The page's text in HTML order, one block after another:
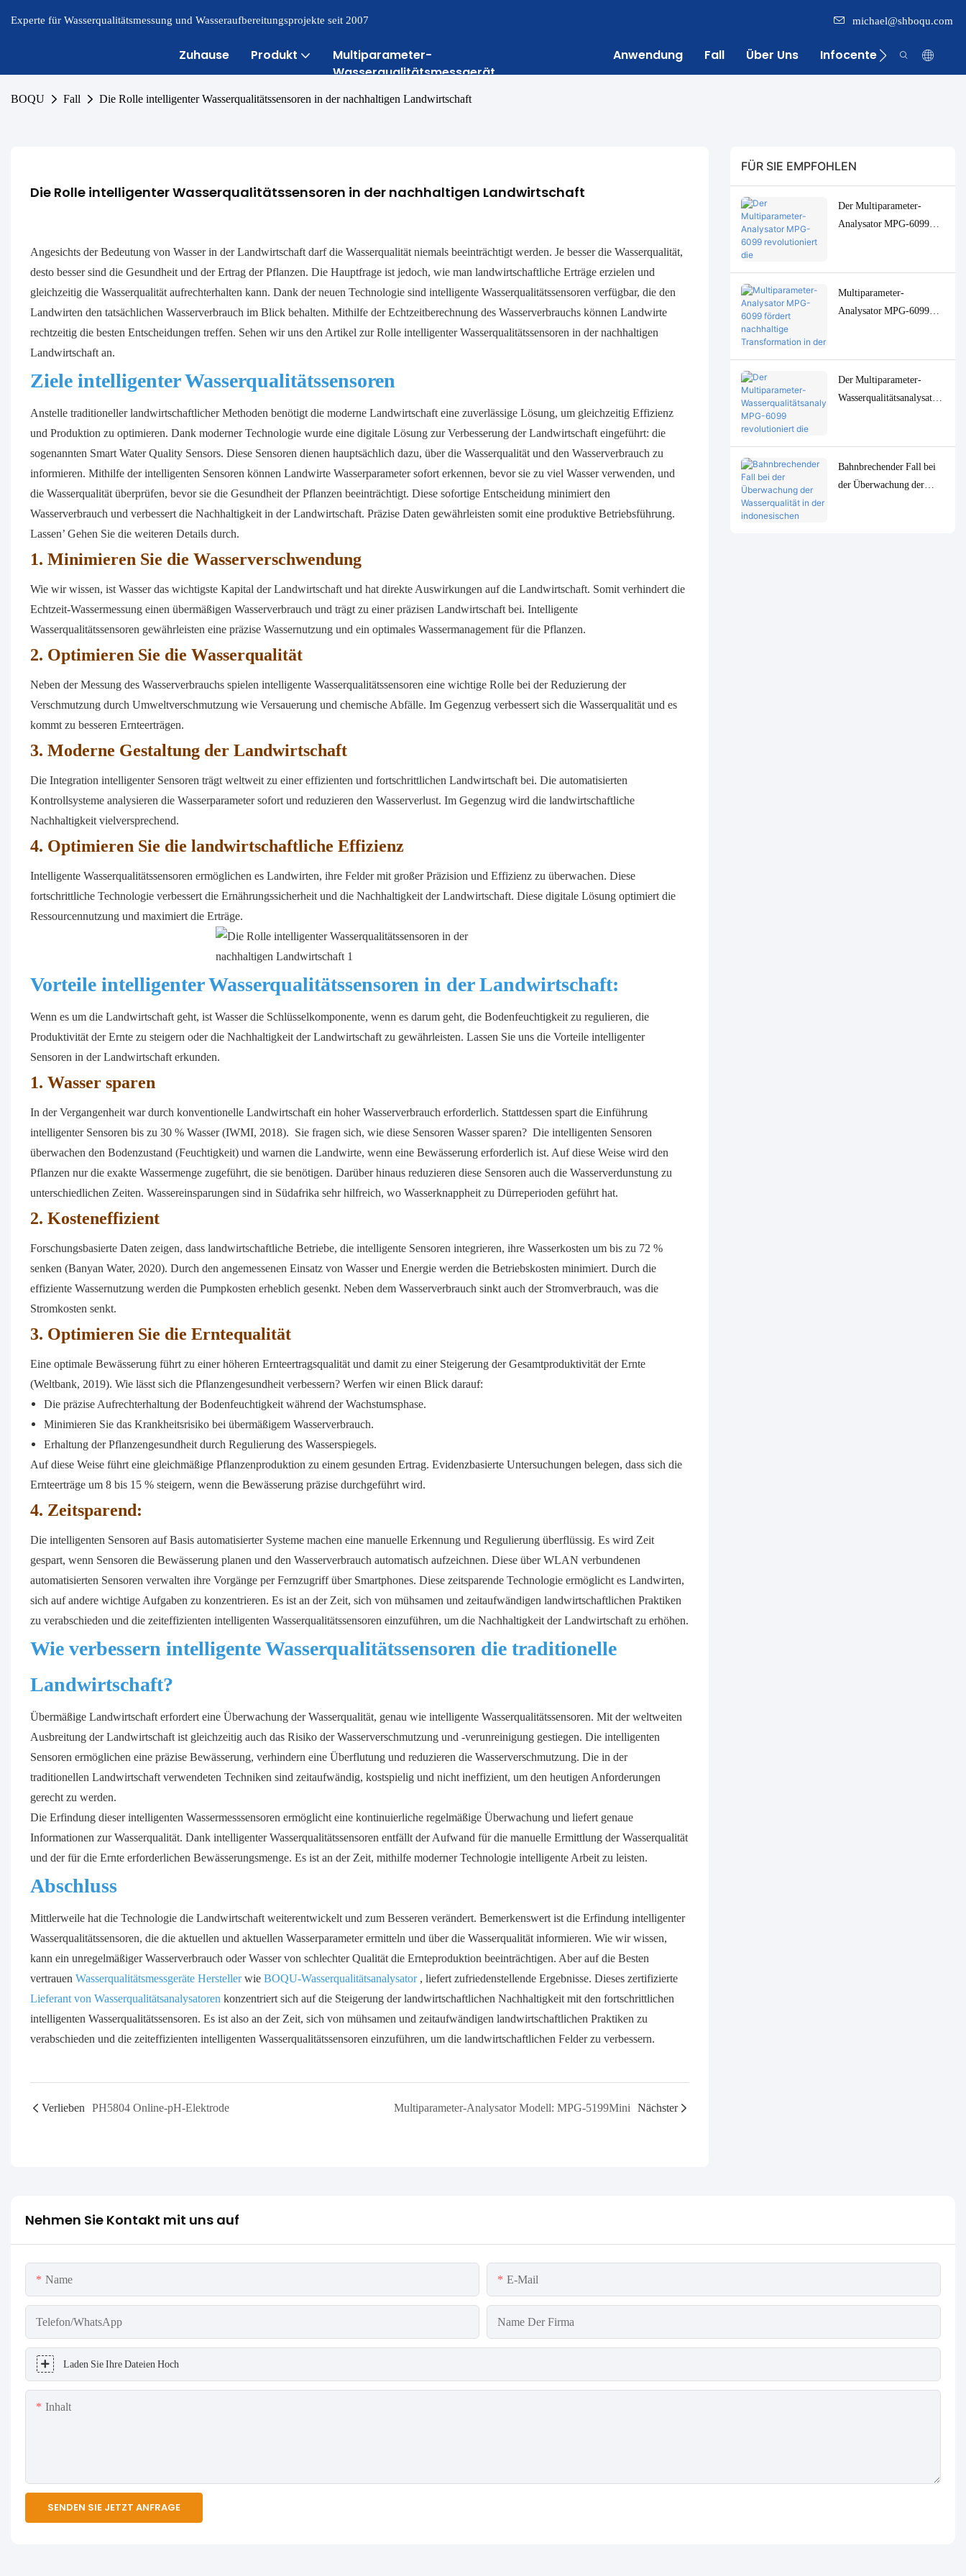
Experte für Wasserqualitätsmessung und Wasseraufbereitungsprojekte seit 2007 michael@shboqu.com
Zuhause Produkt
Multiparameter-
Wasserqualitätsmessgerät
Anwendung Fall Über Uns Infocenter Kontakt
BOQU Fall Die Rolle intelligenter Wasserqualitätssensoren in der nachhaltigen Landwirtschaft
Die Rolle intelligenter Wasserqualitätssensoren in der nachhaltigen Landwirtschaft
Angesichts der Bedeutung von Wasser in der Landwirtschaft darf die Wasserqualität niemals beeinträchtigt werden. Je besser die Wasserqualität,
desto besser sind die Gesundheit und der Ertrag der Pflanzen. Die Hauptfrage ist jedoch, wie man landwirtschaftliche Erträge erzielen und
gleichzeitig die Wasserqualität aufrechterhalten kann. Dank der neuen Technologie sind intelligente Wasserqualitätssensoren verfügbar, die den
Landwirten den tatsächlichen Wasserverbrauch im Blick behalten. Mithilfe der Echtzeitberechnung des Wasserverbrauchs können Landwirte
rechtzeitig die besten Entscheidungen treffen. Sehen wir uns den Artikel zur Rolle intelligenter Wasserqualitätssensoren in der nachhaltigen
Landwirtschaft an.
Ziele intelligenter Wasserqualitätssensoren
Anstelle traditioneller landwirtschaftlicher Methoden benötigt die moderne Landwirtschaft eine zuverlässige Lösung, um gleichzeitig Effizienz
und Produktion zu optimieren. Dank moderner Technologie wurde eine digitale Lösung zur Verbesserung der Landwirtschaft eingeführt: die
sogenannten Smart Water Quality Sensors. Diese Sensoren dienen hauptsächlich dazu, über die Wasserqualität und den Wasserverbrauch zu
informieren. Mithilfe der intelligenten Sensoren können Landwirte Wasserparameter sofort erkennen, bevor sie zu viel Wasser verwenden, und
die Wasserqualität überprüfen, bevor sie die Gesundheit der Pflanzen beeinträchtigt. Diese sofortige Entscheidung minimiert den
Wasserverbrauch und verbessert die Nachhaltigkeit in der Landwirtschaft. Präzise Daten gewährleisten somit eine produktive Betriebsführung.
Lassen’ Gehen Sie die weiteren Details durch.
1. Minimieren Sie die Wasserverschwendung
Wie wir wissen, ist Wasser das wichtigste Kapital der Landwirtschaft und hat direkte Auswirkungen auf die Landwirtschaft. Somit verhindert die
Echtzeit-Wassermessung einen übermäßigen Wasserverbrauch und trägt zu einer präzisen Landwirtschaft bei. Intelligente
Wasserqualitätssensoren gewährleisten eine präzise Wassernutzung und ein optimales Wassermanagement für die Pflanzen.
2. Optimieren Sie die Wasserqualität
Neben der Messung des Wasserverbrauchs spielen intelligente Wasserqualitätssensoren eine wichtige Rolle bei der Reduzierung der
Verschmutzung durch Umweltverschmutzung wie Versauerung und chemische Abfälle. Im Gegenzug verbessert sich die Wasserqualität und es
kommt zu besseren Ernteerträgen.
3. Moderne Gestaltung der Landwirtschaft
Die Integration intelligenter Sensoren trägt weltweit zu einer effizienten und fortschrittlichen Landwirtschaft bei. Die automatisierten
Kontrollsysteme analysieren die Wasserparameter sofort und reduzieren den Wasserverlust. Im Gegenzug wird die landwirtschaftliche
Nachhaltigkeit vielversprechend.
4. Optimieren Sie die landwirtschaftliche Effizienz
Intelligente Wasserqualitätssensoren ermöglichen es Landwirten, ihre Felder mit großer Präzision und Effizienz zu überwachen. Diese
fortschrittliche Technologie verbessert die Ernährungssicherheit und die Nachhaltigkeit der Landwirtschaft. Diese digitale Lösung optimiert die
Ressourcennutzung und maximiert die Erträge.
Vorteile intelligenter Wasserqualitätssensoren in der Landwirtschaft:
Wenn es um die Landwirtschaft geht, ist Wasser die Schlüsselkomponente, wenn es darum geht, die Bodenfeuchtigkeit zu regulieren, die
Produktivität der Ernte zu steigern oder die Nachhaltigkeit der Landwirtschaft zu gewährleisten. Lassen Sie uns die Vorteile intelligenter
Sensoren in der Landwirtschaft erkunden.
1. Wasser sparen
In der Vergangenheit war durch konventionelle Landwirtschaft ein hoher Wasserverbrauch erforderlich. Stattdessen spart die Einführung
intelligenter Sensoren bis zu 30 % Wasser (IWMI, 2018). Sie fragen sich, wie diese Sensoren Wasser sparen? Die intelligenten Sensoren
überwachen den Bodenzustand (Feuchtigkeit) und warnen die Landwirte, wenn eine Bewässerung erforderlich ist. Auf diese Weise wird den
Pflanzen nur die exakte Wassermenge zugeführt, die sie benötigen. Darüber hinaus reduzieren diese Sensoren auch die Wasserverdunstung zu
unterschiedlichen Zeiten. Wassereinsparungen sind in Südafrika sehr hilfreich, wo Wasserknappheit zu Dürreperioden geführt hat.
2. Kosteneffizient
Forschungsbasierte Daten zeigen, dass landwirtschaftliche Betriebe, die intelligente Sensoren integrieren, ihre Wasserkosten um bis zu 72 %
senken (Banyan Water, 2020). Durch den angemessenen Einsatz von Wasser und Energie werden die Betriebskosten minimiert. Durch die
effiziente Wassernutzung werden die Pumpkosten erheblich gesenkt. Neben dem Wasserverbrauch sinkt auch der Stromverbrauch, was die
Stromkosten senkt.
3. Optimieren Sie die Erntequalität
Eine optimale Bewässerung führt zu einer höheren Ernteertragsqualität und damit zu einer Steigerung der Gesamtproduktivität der Ernte
(Weltbank, 2019). Wie lässt sich die Pflanzengesundheit verbessern? Werfen wir einen Blick darauf:
Die präzise Aufrechterhaltung der Bodenfeuchtigkeit während der Wachstumsphase.
Minimieren Sie das Krankheitsrisiko bei übermäßigem Wasserverbrauch.
Erhaltung der Pflanzengesundheit durch Regulierung des Wasserspiegels.
Auf diese Weise führt eine gleichmäßige Pflanzenproduktion zu einem gesunden Ertrag. Evidenzbasierte Untersuchungen belegen, dass sich die
Ernteerträge um 8 bis 15 % steigern, wenn die Bewässerung präzise durchgeführt wird.
4. Zeitsparend:
Die intelligenten Sensoren auf Basis automatisierter Systeme machen eine manuelle Erkennung und Regulierung überflüssig. Es wird Zeit
gespart, wenn Sensoren die Bewässerung planen und den Wasserverbrauch automatisch aufzeichnen. Diese über WLAN verbundenen
automatisierten Sensoren verwalten ihre Vorgänge per Fernzugriff über Smartphones. Diese zeitsparende Technologie ermöglicht es Landwirten,
sich auf andere wichtige Aufgaben zu konzentrieren. Es ist an der Zeit, sich von mühsamen und zeitaufwändigen landwirtschaftlichen Praktiken
zu verabschieden und die zeiteffizienten intelligenten Wasserqualitätssensoren einzuführen, um die Nachhaltigkeit der Landwirtschaft zu erhöhen.
Wie verbessern intelligente Wasserqualitätssensoren die traditionelle
Landwirtschaft?
Übermäßige Landwirtschaft erfordert eine Überwachung der Wasserqualität, genau wie intelligente Wasserqualitätssensoren. Mit der weltweiten
Ausbreitung der Landwirtschaft ist gleichzeitig auch das Risiko der Wasserverschmutzung und -verunreinigung gestiegen. Die intelligenten
Sensoren ermöglichen eine präzise Bewässerung, verhindern eine Überflutung und reduzieren die Wasserverschmutzung. Die in der
traditionellen Landwirtschaft verwendeten Techniken sind zeitaufwändig, kostspielig und nicht ineffizient, um den heutigen Anforderungen
gerecht zu werden.
Die Erfindung dieser intelligenten Wassermesssensoren ermöglicht eine kontinuierliche regelmäßige Überwachung und liefert genaue
Informationen zur Wasserqualität. Dank intelligenter Wasserqualitätssensoren entfällt der Aufwand für die manuelle Ermittlung der Wasserqualität
und der für die Ernte erforderlichen Bewässerungsmenge. Es ist an der Zeit, mithilfe moderner Technologie intelligente Arbeit zu leisten.
Abschluss
Mittlerweile hat die Technologie die Landwirtschaft weiterentwickelt und zum Besseren verändert. Bemerkenswert ist die Erfindung intelligenter
Wasserqualitätssensoren, die die aktuellen und aktuellen Wasserparameter ermitteln und über die Wasserqualität informieren. Wie wir wissen,
kann ein unregelmäßiger Wasserverbrauch oder Wasser von schlechter Qualität die Ernteproduktion beeinträchtigen. Aber auf die Besten
vertrauen Wasserqualitätsmessgeräte Herstellerwie BOQU-Wasserqualitätsanalysator , liefert zufriedenstellende Ergebnisse. Dieses zertifizierte
Lieferant von Wasserqualitätsanalysatoren konzentriert sich auf die Steigerung der landwirtschaftlichen Nachhaltigkeit mit den fortschrittlichen
intelligenten Wasserqualitätssensoren. Es ist also an der Zeit, sich von mühsamen und zeitaufwändigen landwirtschaftlichen Praktiken zu
verabschieden und die zeiteffizienten intelligenten Wasserqualitätssensoren einzuführen, um die landwirtschaftlichen Felder zu verbessern.
Verlieben PH5804 Online-pH-Elektrode Multiparameter-Analysator Modell: MPG-5199Mini Nächster
FÜR SIE EMPFOHLEN
Der Multiparameter-
Analysator MPG-6099
indonesischen
Palmölindustrie
Multiparameter-
Analysator MPG-6099
indonesischen
Zellstoffindustrie
Der Multiparameter-
Wasserqualitätsanalysator
Gasindustrie
Bahnbrechender Fall bei
der Überwachung der
Nehmen Sie Kontakt mit uns auf
Name E-Mail
Telefon/WhatsApp Name Der Firma
Laden Sie Ihre Dateien Hoch
Inhalt
SENDEN SIE JETZT ANFRAGE